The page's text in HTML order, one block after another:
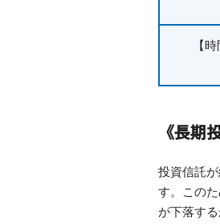
【
《長期
投資信託
す。この
が下落す